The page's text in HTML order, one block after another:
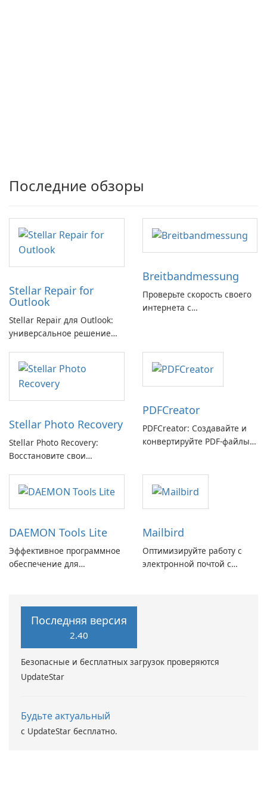
Последние обзоры
Stellar Repair for
Outlook
Stellar Repair для Outlook:
универсальное решение
электронной почты
Breitbandmessung
Проверьте скорость своего
интернета с
Stellar Photo Recovery
Stellar Photo Recovery:
Восстановите свои
с легкостью
PDFCreator
PDFCreator: Создавайте и
конвертируйте PDF-файлы с
DAEMON Tools Lite
Эффективное программное
обеспечение для
Mailbird
Оптимизируйте работу с
электронной почтой с
Последняя версия
2.40
Безопасные и бесплатных загрузок проверяются
UpdateStar
Будьте актуальный
с UpdateStar бесплатно.